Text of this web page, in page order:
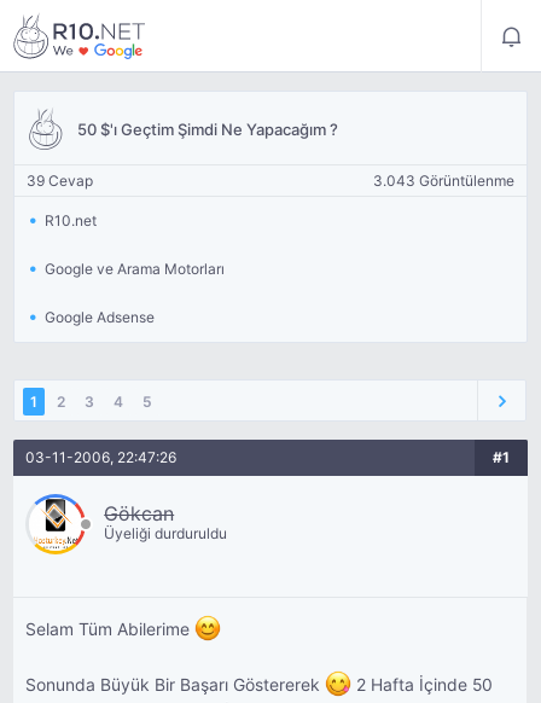
50 $'ı Geçtim Şimdi Ne Yapacağım ?
39 Cevap 3.043 Görüntülenme
R10.net
Google ve Arama Motorları
Google Adsense
1 2 3 4 5
03-11-2006, 22:47:26 #1
Gökcan
Üyeliği durduruldu
Selam Tüm Abilerime
Sonunda Büyük Bir Başarı Göstererek
2 Hafta İçinde 50